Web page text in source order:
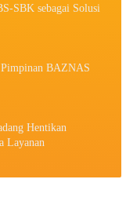
SBK sebagai Solusi
BAZNAS
Hentikan
Layanan